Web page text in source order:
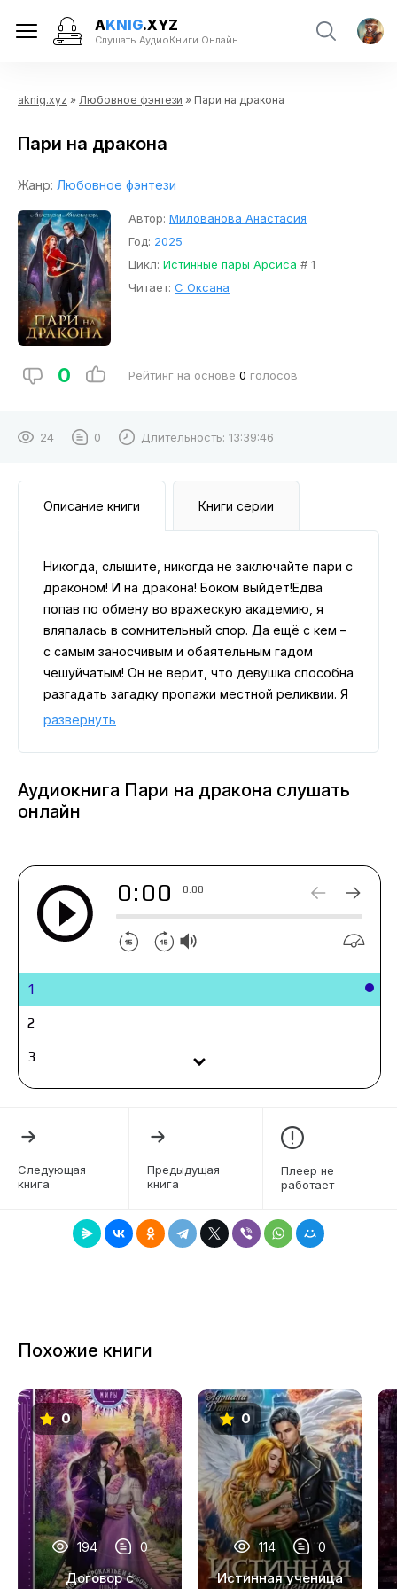
AKNIG.XYZ
Слушать АудиоКниги Онлайн
aknig.xyz » Любовное фэнтези » Пари на дракона
Пари на дракона
Жанр: Любовное фэнтези
Автор: Милованова Анастасия
Год: 2025
Цикл: Истинные пары Арсиса # 1
Читает: С Оксана
0 Рейтинг на основе 0 голосов
24 0 Длительность: 13:39:46
Описание книги Книги серии
Никогда, слышите, никогда не заключайте пари с
драконом! И на дракона! Боком выйдет!Едва
попав по обмену во вражескую академию, я
вляпалась в сомнительный спор. Да ещё с кем –
с самым заносчивым и обаятельным гадом
чешуйчатым! Он не верит, что девушка способна
разгадать загадку пропажи местной реликвии. Я
же намерена отстоять честь не только родной
стоит моя свобода. И, неожиданно, сердце.
развернуть
Аудиокнига Пари на дракона слушать
онлайн
0:00 0:00
1
2
3
4
7
12
13
14
15
16
17
18
Следующая
книга
Предыдущая
книга
Плеер не
работает
Похожие книги
0
194 0
Договор с
0
114 0
Истинная ученица